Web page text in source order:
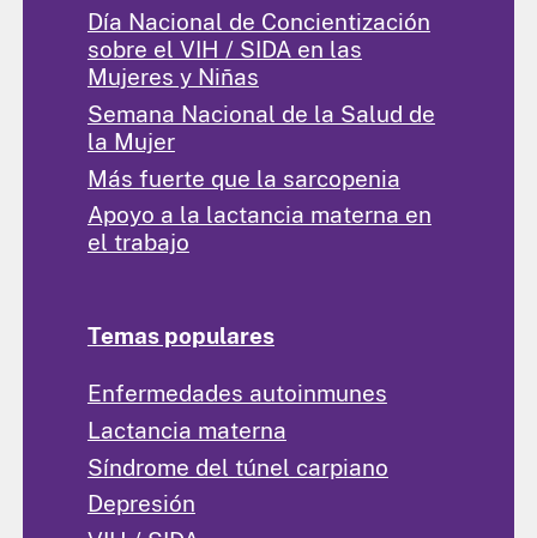
Día Nacional de Concientización
sobre el VIH / SIDA en las
Mujeres y Niñas
Semana Nacional de la Salud de
la Mujer
Más fuerte que la sarcopenia
Apoyo a la lactancia materna en
el trabajo
Temas populares
Enfermedades autoinmunes
Lactancia materna
Síndrome del túnel carpiano
Depresión